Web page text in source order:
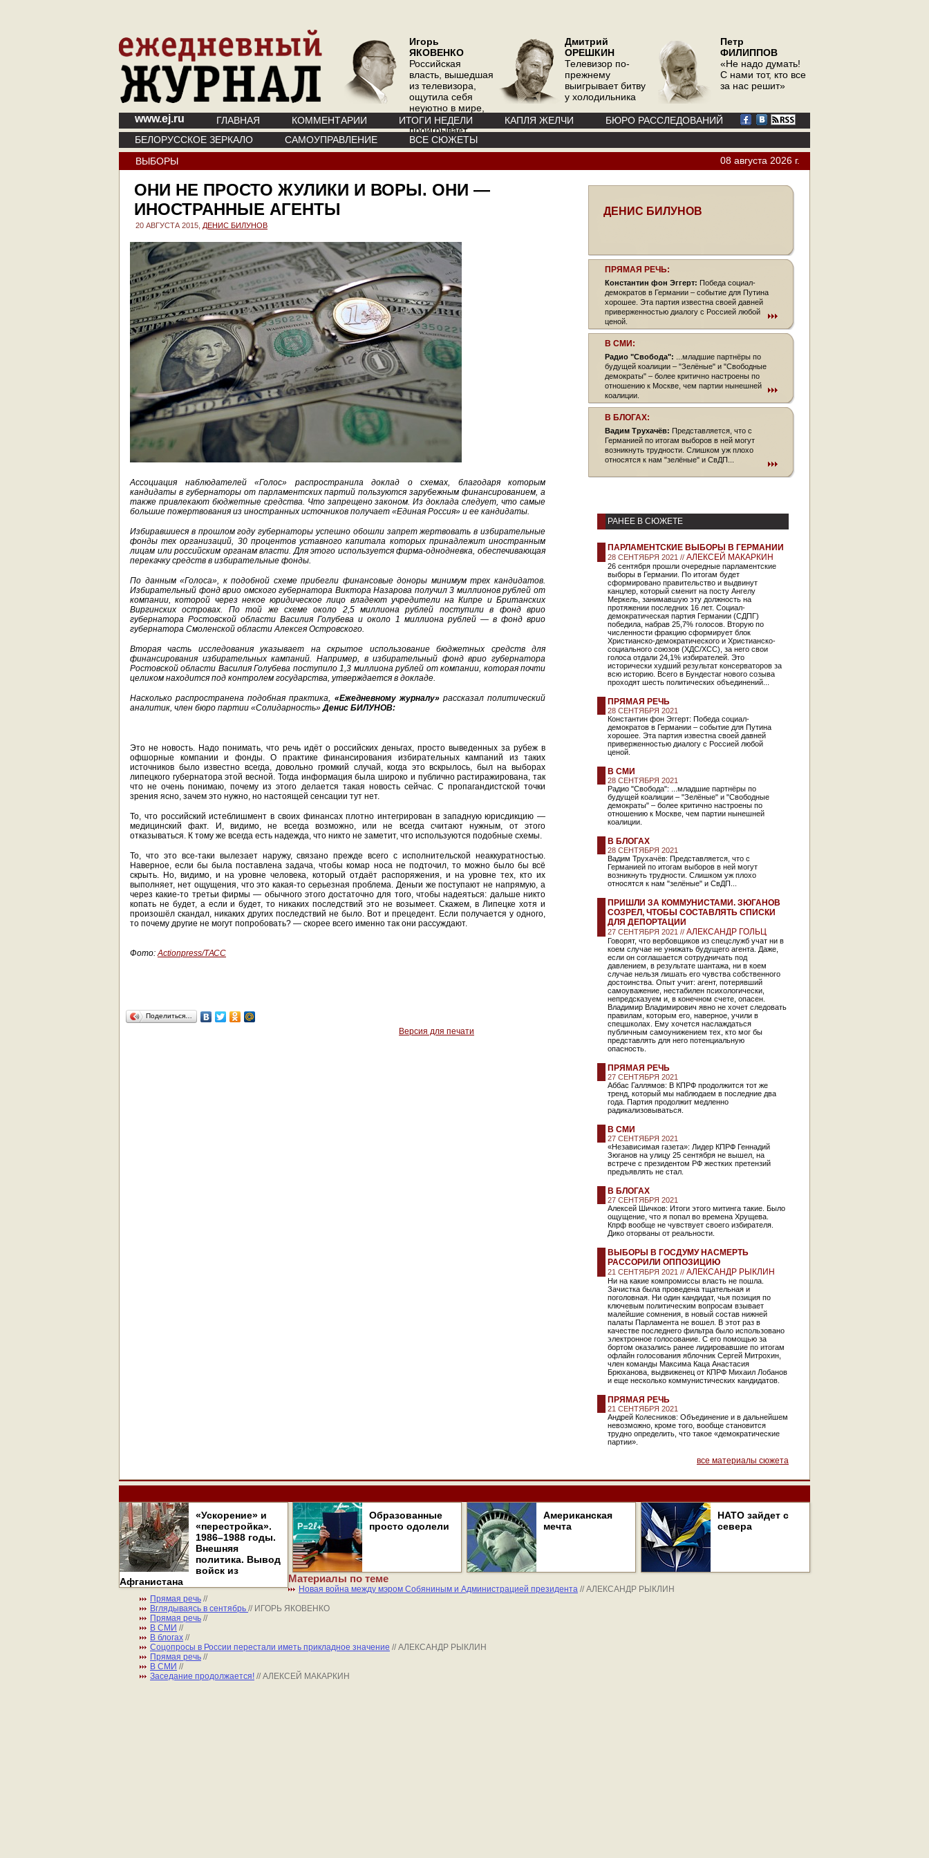
Игорь
ЯКОВЕНКО
Российская
власть, вышедшая
из телевизора,
ощутила себя
неуютно в мире,
где телевизор
проигрывает
интернету
Дмитрий
ОРЕШКИН
Телевизор по-
прежнему
выигрывает битву
у холодильника
Петр
ФИЛИППОВ
«Не надо думать!
С нами тот, кто все
за нас решит»
www.ej.ru ГЛАВНАЯ КОММЕНТАРИИ ИТОГИ НЕДЕЛИ КАПЛЯ ЖЕЛЧИ
БЮРО РАССЛЕДОВАНИЙ
БЕЛОРУССКОЕ ЗЕРКАЛО
САМОУПРАВЛЕНИЕ
ВСЕ СЮЖЕТЫ
ВЫБОРЫ
08 августа 2026 г.
ОНИ НЕ ПРОСТО ЖУЛИКИ И ВОРЫ. ОНИ —
ИНОСТРАННЫЕ АГЕНТЫ
20 АВГУСТА 2015, ДЕНИС БИЛУНОВ
Ассоциация наблюдателей «Голос» распространила доклад о схемах, благодаря которым
кандидаты в губернаторы от парламентских партий пользуются зарубежным финансированием, а
также привлекают бюджетные средства. Что запрещено законом. Из доклада следует, что самые
большие пожертвования из иностранных источников получает «Единая Россия» и ее кандидаты.
Избиравшиеся в прошлом году губернаторы успешно обошли запрет жертвовать в избирательные
фонды тех организаций, 30 процентов уставного капитала которых принадлежит иностранным
лицам или российским органам власти. Для этого используется фирма-однодневка, обеспечивающая
перекачку средств в избирательные фонды.
По данным «Голоса», к подобной схеме прибегли финансовые доноры минимум трех кандидатов.
Избирательный фонд врио омского губернатора Виктора Назарова получил 3 миллионов рублей от
компании, которой через некое юридическое лицо владеют учредители на Кипре и Британских
Виргинских островах. По той же схеме около 2,5 миллиона рублей поступили в фонд врио
губернатора Ростовской области Василия Голубева и около 1 миллиона рублей — в фонд врио
губернатора Смоленской области Алексея Островского.
Вторая часть исследования указывает на скрытое использование бюджетных средств для
финансирования избирательных кампаний. Например, в избирательный фонд врио губернатора
Ростовской области Василия Голубева поступило 1,3 миллиона рублей от компании, которая почти
целиком находится под контролем государства, утверждается в докладе.
Насколько распространена подобная практика, «Ежедневному журналу»рассказал политический
аналитик, член бюро партии «Солидарность» Денис БИЛУНОВ:
Это не новость. Надо понимать, что речь идёт о российских деньгах, просто выведенных за рубеж в
офшорные компании и фонды. О практике финансирования избирательных кампаний из таких
источников было известно всегда, довольно громкий случай, когда это вскрылось, был на выборах
липецкого губернатора этой весной. Тогда информация была широко и публично растиражирована, так
что не очень понимаю, почему из этого делается такая новость сейчас. С пропагандистской точки
зрения ясно, зачем это нужно, но настоящей сенсации тут нет.
То, что российский истеблишмент в своих финансах плотно интегрирован в западную юрисдикцию —
медицинский факт. И, видимо, не всегда возможно, или не всегда считают нужным, от этого
отказываться. К тому же всегда есть надежда, что никто не заметит, что используются подобные схемы.
То, что это все-таки вылезает наружу, связано прежде всего с исполнительской неаккуратностью.
Наверное, если бы была поставлена задача, чтобы комар носа не подточил, то можно было бы всё
скрыть. Но, видимо, и на уровне человека, который отдаёт распоряжения, и на уровне тех, кто их
выполняет, нет ощущения, что это какая-то серьезная проблема. Деньги же поступают не напрямую, а
через какие-то третьи фирмы — обычного этого достаточно для того, чтобы надеяться: дальше никто
копать не будет, а если и будет, то никаких последствий это не возымеет. Скажем, в Липецке хотя и
произошёл скандал, никаких других последствий не было. Вот и прецедент. Если получается у одного,
то почему другие не могут попробовать? — скорее всего именно так они рассуждают.
Фото:Actionpress/ТАСС
Поделиться…
Версия для печати
ДЕНИС БИЛУНОВ
ПРЯМАЯ РЕЧЬ:
Константин фон Эггерт: Победа социал-
демократов в Германии – событие для Путина
хорошее. Эта партия известна своей давней
приверженностью диалогу с Россией любой
ценой.
В СМИ:
Радио "Свобода": ...младшие партнёры по
будущей коалиции – "Зелёные" и "Свободные
демократы" – более критично настроены по
отношению к Москве, чем партии нынешней
коалиции.
В БЛОГАХ:
Вадим Трухачёв: Представляется, что с
Германией по итогам выборов в ней могут
возникнуть трудности. Слишком уж плохо
относятся к нам "зелёные" и СвДП...
РАНЕЕ В СЮЖЕТЕ
ПАРЛАМЕНТСКИЕ ВЫБОРЫ В ГЕРМАНИИ
28 СЕНТЯБРЯ 2021 // АЛЕКСЕЙ МАКАРКИН
26 сентября прошли очередные парламентские
выборы в Германии. По итогам будет
сформировано правительство и выдвинут
канцлер, который сменит на посту Ангелу
Меркель, занимавшую эту должность на
протяжении последних 16 лет. Социал-
демократическая партия Германии (СДПГ)
победила, набрав 25,7% голосов. Вторую по
численности фракцию сформирует блок
Христианско-демократического и Христианско-
социального союзов (ХДС/ХСС), за него свои
голоса отдали 24,1% избирателей. Это
исторически худший результат консерваторов за
всю историю. Всего в Бундестаг нового созыва
проходят шесть политических объединений...
ПРЯМАЯ РЕЧЬ
28 СЕНТЯБРЯ 2021
Константин фон Эггерт: Победа социал-
демократов в Германии – событие для Путина
хорошее. Эта партия известна своей давней
приверженностью диалогу с Россией любой
ценой.
В СМИ
28 СЕНТЯБРЯ 2021
Радио "Свобода": ...младшие партнёры по
будущей коалиции – "Зелёные" и "Свободные
демократы" – более критично настроены по
отношению к Москве, чем партии нынешней
коалиции.
В БЛОГАХ
28 СЕНТЯБРЯ 2021
Вадим Трухачёв: Представляется, что с
Германией по итогам выборов в ней могут
возникнуть трудности. Слишком уж плохо
относятся к нам "зелёные" и СвДП...
ПРИШЛИ ЗА КОММУНИСТАМИ. ЗЮГАНОВ
СОЗРЕЛ, ЧТОБЫ СОСТАВЛЯТЬ СПИСКИ
ДЛЯ ДЕПОРТАЦИИ
27 СЕНТЯБРЯ 2021 // АЛЕКСАНДР ГОЛЬЦ
Говорят, что вербовщиков из спецслужб учат ни в
коем случае не унижать будущего агента. Даже,
если он соглашается сотрудничать под
давлением, в результате шантажа, ни в коем
случае нельзя лишать его чувства собственного
достоинства. Опыт учит: агент, потерявший
самоуважение, нестабилен психологически,
непредсказуем и, в конечном счете, опасен.
Владимир Владимирович явно не хочет следовать
правилам, которым его, наверное, учили в
спецшколах. Ему хочется наслаждаться
публичным самоунижением тех, кто мог бы
представлять для него потенциальную
опасность.
ПРЯМАЯ РЕЧЬ
27 СЕНТЯБРЯ 2021
Аббас Галлямов: В КПРФ продолжится тот же
тренд, который мы наблюдаем в последние два
года. Партия продолжит медленно
радикализовываться.
В СМИ
27 СЕНТЯБРЯ 2021
«Независимая газета»: Лидер КПРФ Геннадий
Зюганов на улицу 25 сентября не вышел, на
встрече с президентом РФ жестких претензий
предъявлять не стал.
В БЛОГАХ
27 СЕНТЯБРЯ 2021
Алексей Шичков: Итоги этого митинга такие. Было
ощущение, что я попал во времена Хрущева.
Кпрф вообще не чувствует своего избирателя.
Дико оторваны от реальности.
ВЫБОРЫ В ГОСДУМУ НАСМЕРТЬ
РАССОРИЛИ ОППОЗИЦИЮ
21 СЕНТЯБРЯ 2021 // АЛЕКСАНДР РЫКЛИН
Ни на какие компромиссы власть не пошла.
Зачистка была проведена тщательная и
поголовная. Ни один кандидат, чья позиция по
ключевым политическим вопросам взывает
малейшие сомнения, в новый состав нижней
палаты Парламента не вошел. В этот раз в
качестве последнего фильтра было использовано
электронное голосование. С его помощью за
бортом оказались ранее лидировавшие по итогам
офлайн голосования яблочник Сергей Митрохин,
член команды Максима Каца Анастасия
Брюханова, выдвиженец от КПРФ Михаил Лобанов
и еще несколько коммунистических кандидатов.
ПРЯМАЯ РЕЧЬ
21 СЕНТЯБРЯ 2021
Андрей Колесников: Объединение и в дальнейшем
невозможно, кроме того, вообще становится
трудно определить, что такое «демократические
партии».
все материалы сюжета
«Ускорение» и
«перестройка».
1986–1988 годы.
Внешняя
политика. Вывод
войск из
Афганистана
Образованные
просто одолели
Американская
мечта
НАТО зайдет с
севера
Материалы по теме
Новая война между мэром Собяниным и Администрацией президента // АЛЕКСАНДР РЫКЛИН
Прямая речь //
Вглядываясь в сентябрь // ИГОРЬ ЯКОВЕНКО
Прямая речь //
В СМИ //
В блогах //
Соцопросы в России перестали иметь прикладное значение // АЛЕКСАНДР РЫКЛИН
Прямая речь //
В СМИ //
Заседание продолжается! // АЛЕКСЕЙ МАКАРКИН